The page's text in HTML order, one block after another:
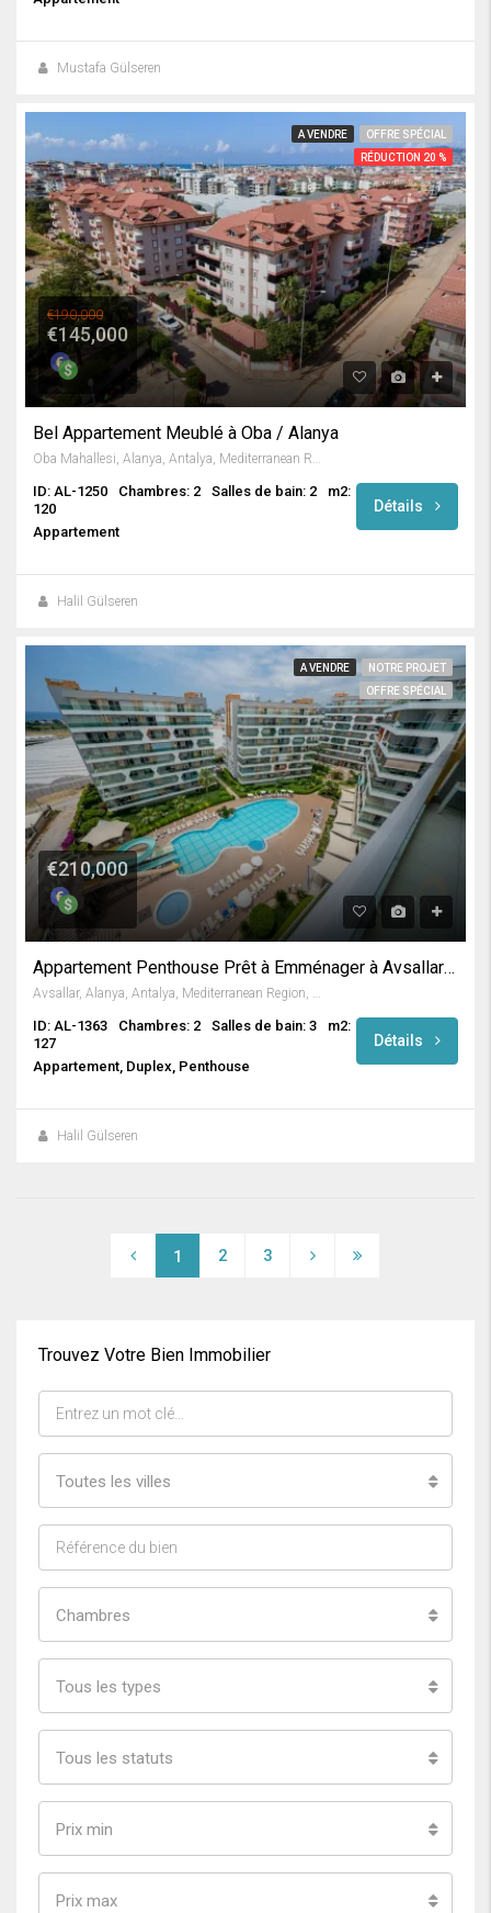
Mustafa Gülseren
A VENDRE
OFFRE SPÉCIAL
RÉDUCTION 20 %
€190,000
€145,000
Bel Appartement Meublé à Oba / Alanya
Oba Mahallesi, Alanya, Antalya, Mediterranean Region, 07469, Turkey
ID: AL-1250 Chambres: 2 Salles de bain: 2
m2:
120
Appartement
Détails
Halil Gülseren
A VENDRE
NOTRE PROJET
OFFRE SPÉCIAL
€210,000
Appartement Penthouse Prêt à Emménager à Avsallar / Alanya
ID: AL-1363 Chambres: 2 Salles de bain: 3
m2:
127
Appartement, Duplex, Penthouse
Détails
Halil Gülseren
1 2 3
Trouvez Votre Bien Immobilier
Toutes les villes
Chambres
Tous les types
Tous les statuts
Prix min
Prix max